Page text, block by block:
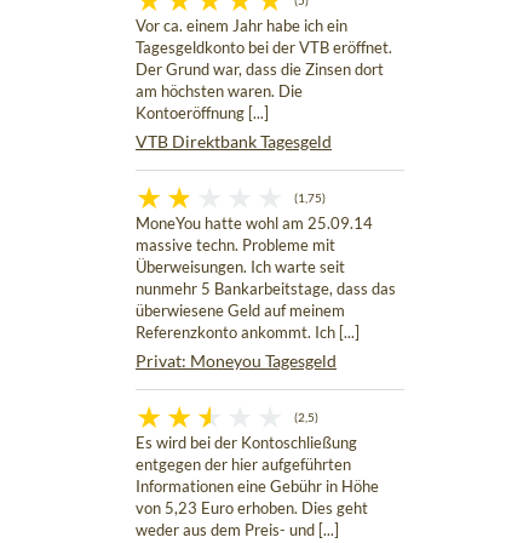
Vor ca. einem Jahr habe ich ein
Tagesgeldkonto bei der VTB eröffnet.
Der Grund war, dass die Zinsen dort
am höchsten waren. Die
Kontoeröffnung [...]
VTB Direktbank Tagesgeld
(1,75)
MoneYou hatte wohl am 25.09.14
massive techn. Probleme mit
Überweisungen. Ich warte seit
nunmehr 5 Bankarbeitstage, dass das
überwiesene Geld auf meinem
Referenzkonto ankommt. Ich [...]
Privat: Moneyou Tagesgeld
(2,5)
Es wird bei der Kontoschließung
entgegen der hier aufgeführten
Informationen eine Gebühr in Höhe
von 5,23 Euro erhoben. Dies geht
weder aus dem Preis- und [...]